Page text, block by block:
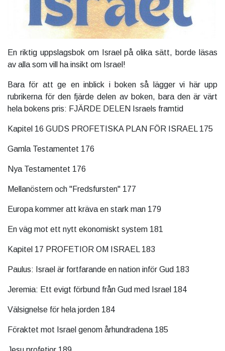
En riktig uppslagsbok om Israel på olika sätt, borde läsas
av alla som vill ha insikt om Israel!
Bara för att ge en inblick i boken så lägger vi här upp
rubrikerna för den fjärde delen av boken, bara den är värt
hela bokens pris: FJÄRDE DELEN Israels framtid
Kapitel 16 GUDS PROFETISKA PLAN FÖR ISRAEL 175
Gamla Testamentet 176
Nya Testamentet 176
Mellanöstern och "Fredsfursten" 177
Europa kommer att kräva en stark man 179
En väg mot ett nytt ekonomiskt system 181
Kapitel 17 PROFETIOR OM ISRAEL 183
Paulus: Israel är fortfarande en nation inför Gud 183
Jeremia: Ett evigt förbund från Gud med Israel 184
Välsignelse för hela jorden 184
Föraktet mot Israel genom århundradena 185